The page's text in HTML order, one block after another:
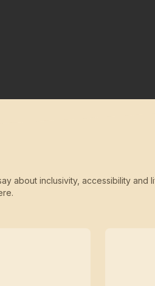
about inclusivity, accessibility and